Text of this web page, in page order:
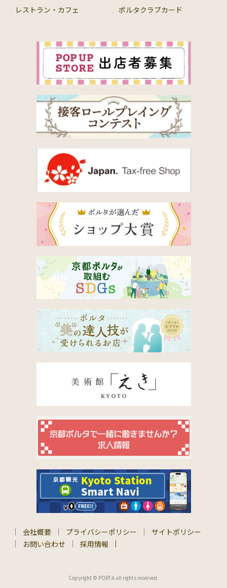
レストラン・カフェ ポルタクラブカード
会社概要 プライバシーポリシー
サイトポリシー
お問い合わせ
採用情報
Copyright © PORTA all rights reserved.